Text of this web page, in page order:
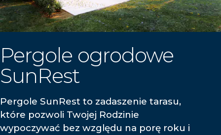
Pergole ogrodowe
SunRest
Pergole SunRest to zadaszenie tarasu,
które pozwoli Twojej Rodzinie
wypoczywać bez względu na porę roku i